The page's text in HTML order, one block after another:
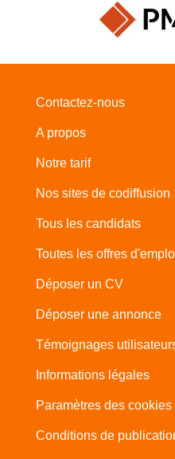
Contactez-nous
A propos
Notre tarif
Nos sites de codiffusion
Tous les candidats
Toutes les offres
Déposer un CV
Déposer une annonce
Témoignages
Informations légales
Paramètres des cookies
Conditions de